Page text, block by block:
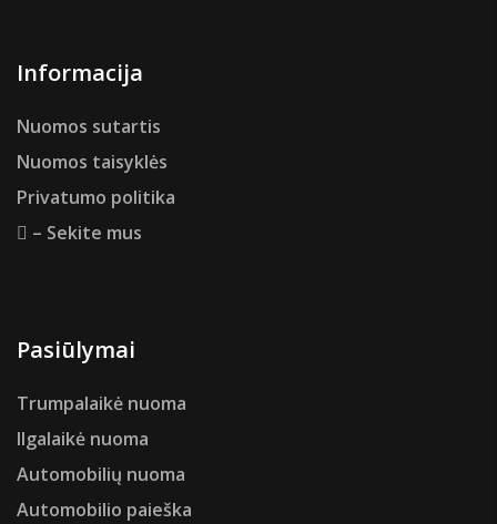
Informacija
Nuomos sutartis
Nuomos taisyklės
Privatumo politika
– Sekite mus
Pasiūlymai
Trumpalaikė nuoma
Ilgalaikė nuoma
Automobilių nuoma
Automobilio paieška